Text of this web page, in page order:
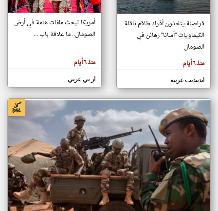
تغيير الدولة
اخبار الصومال على مدار الساعة
أهم اخبار الصومال العاجلة والمباشرة
المقالات
هنا عن
وجهة
كاتبيها.
قراصنة يتخذون أفراد طاقم ناقلة
الكيماويات "أسانا" رهائن في
الصومال
منذ ٦ أيام
اندبندنت عربية
أمريكا تبحث ملفات هامة في أرض
الصومال.. ما علاقة باب ...
منذ ٦ أيام
ار تي عربي
klyoum.com